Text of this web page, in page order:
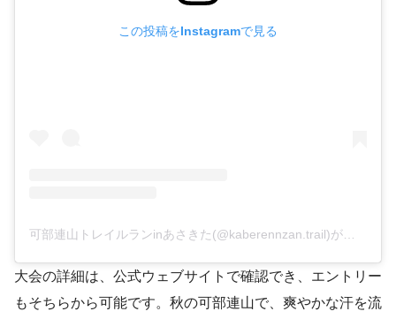
この投稿をInstagramで見る
大会の詳細は、公式ウェブサイトで確認でき、エントリー
もそちらから可能です。秋の可部連山で、爽やかな汗を流